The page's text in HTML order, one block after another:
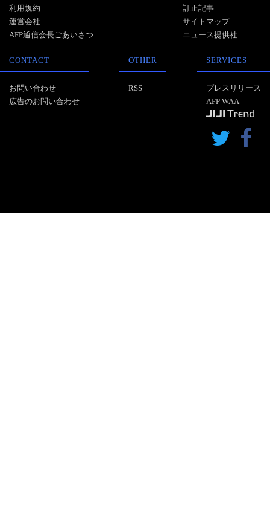
利用規約
運営会社
AFP通信会長ごあいさつ
訂正記事
サイトマップ
ニュース提供社
CONTACT
お問い合わせ
広告のお問い合わせ
OTHER
RSS
SERVICES
プレスリリース
AFP WAA